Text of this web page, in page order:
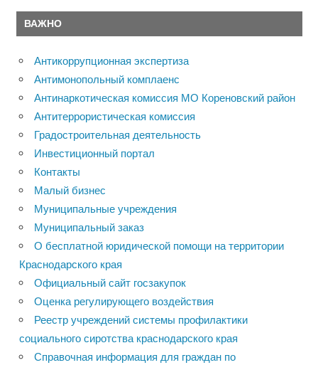
ВАЖНО
Антикоррупционная экспертиза
Антимонопольный комплаенс
Антинаркотическая комиссия МО Кореновский район
Антитеррористическая комиссия
Градостроительная деятельность
Инвестиционный портал
Контакты
Малый бизнес
Муниципальные учреждения
Муниципальный заказ
О бесплатной юридической помощи на территории
Краснодарского края
Официальный сайт госзакупок
Оценка регулирующего воздействия
Реестр учреждений системы профилактики
социального сиротства краснодарского края
Справочная информация для граждан по